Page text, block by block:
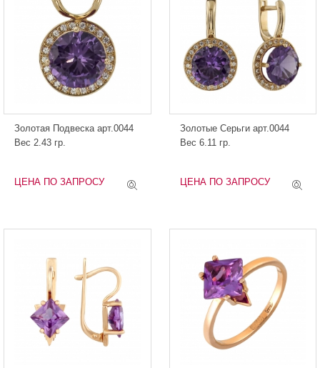
Золотая Подвеска арт.0044
Вес 2.43 гр.
ЦЕНА ПО ЗАПРОСУ
Золотые Серьги арт.0044
Вес 6.11 гр.
ЦЕНА ПО ЗАПРОСУ